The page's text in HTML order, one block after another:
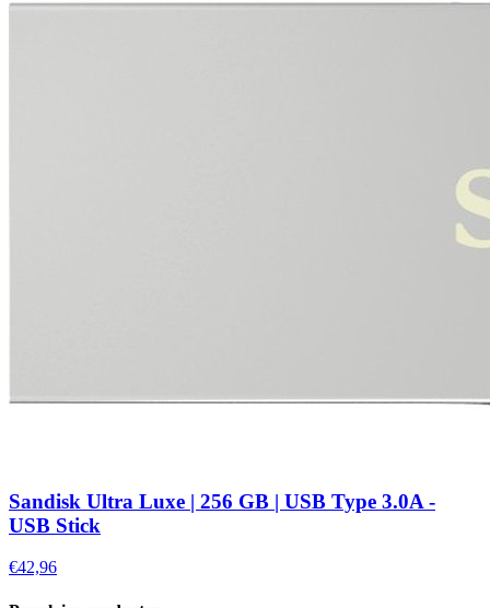
Sandisk Ultra Luxe | 256 GB | USB Type 3.0A -
USB Stick
€42,96